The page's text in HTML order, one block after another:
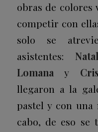
obras de
competir con
solo se
asistentes:
Lomana y
llegaron a la
pastel y con
cabo, de eso se